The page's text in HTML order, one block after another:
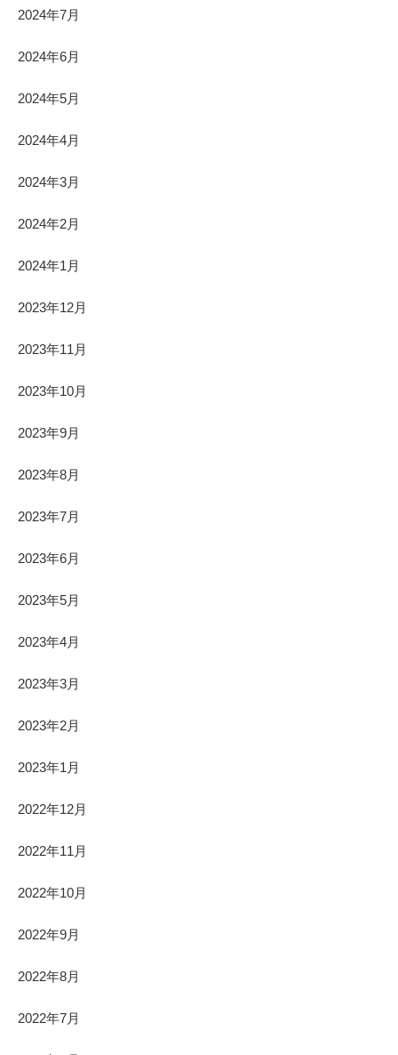
2024年7月
2024年6月
2024年5月
2024年4月
2024年3月
2024年2月
2024年1月
2023年12月
2023年11月
2023年10月
2023年9月
2023年8月
2023年7月
2023年6月
2023年5月
2023年4月
2023年3月
2023年2月
2023年1月
2022年12月
2022年11月
2022年10月
2022年9月
2022年8月
2022年7月